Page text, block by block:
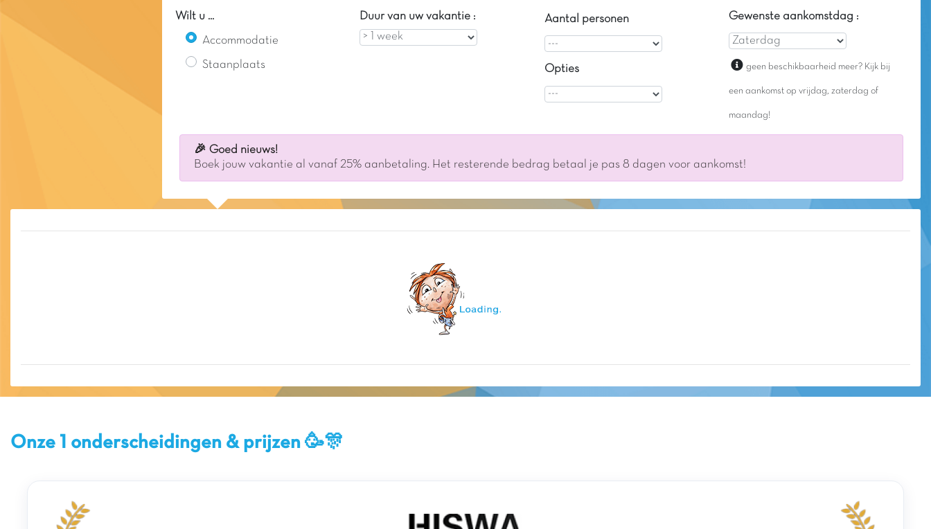
Wilt u ...
Accommodatie
Staanplaats
Duur van uw vakantie : Aantal personen
Opties
Gewenste aankomstdag :
geen beschikbaarheid meer? Kijk bij
een aankomst op vrijdag, zaterdag of
maandag!
🎉 Goed nieuws!
Boek jouw vakantie al vanaf 25% aanbetaling. Het resterende bedrag betaal je pas 8 dagen voor aankomst!
Onze 1 onderscheidingen & prijzen 🥳🎊